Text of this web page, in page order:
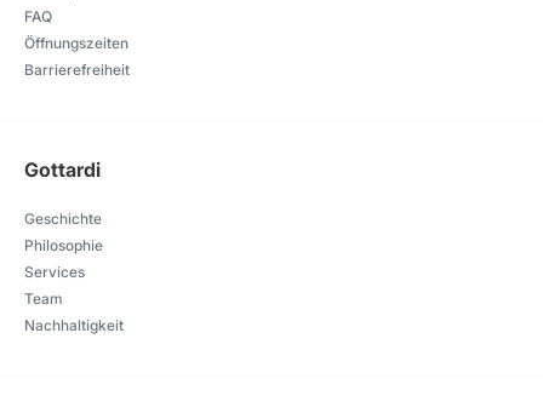
FAQ
Öffnungszeiten
Barrierefreiheit
Gottardi
Geschichte
Philosophie
Services
Team
Nachhaltigkeit